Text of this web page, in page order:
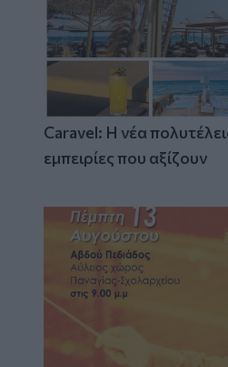
Caravel: Η νέα
εμπειρίες που αξίζουν